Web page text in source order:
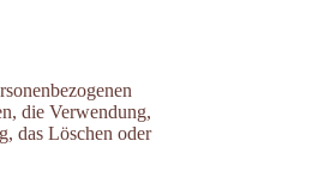
die Verwendung,
das Löschen oder